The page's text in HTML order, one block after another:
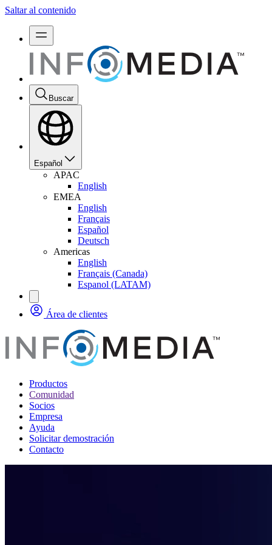
Saltar al contenido
Buscar
Español
APAC
English
EMEA
English
Français
Español
Deutsch
Americas
English
Français (Canada)
Espanol (LATAM)
Área de clientes
Productos
Comunidad
Socios
Empresa
Ayuda
Solicitar demostración
Contacto